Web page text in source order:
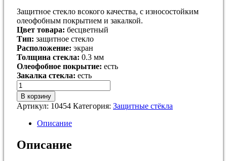
Защитное стекло всокого качества, с износостойким
олеофобным покрытием и закалкой.
Цвет товара: бесцветный
Тип: защитное стекло
Расположение: экран
Толщина стекла: 0.3 мм
Олеофобное покрытие: есть
Закалка стекла: есть
Количество
товара
Защитное
стекло
Люкс
В корзину
Артикул: 10454 Категория: Защитные стёкла
Описание
Описание